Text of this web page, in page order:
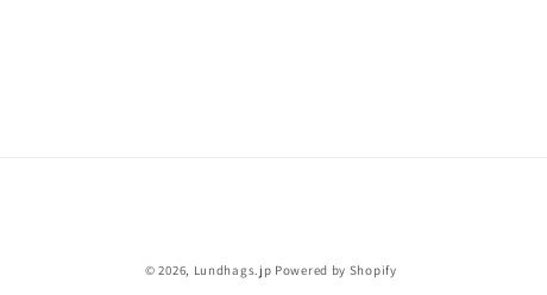
© 2026, Lundhags.jp Powered by Shopify